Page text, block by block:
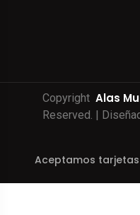
Copyright Alas
Reserved. |
Aceptamos tarjetas